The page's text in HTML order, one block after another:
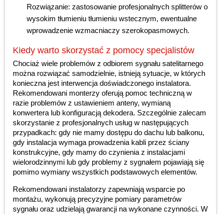
Rozwiązanie: zastosowanie profesjonalnych splitterów o
wysokim tłumieniu tłumieniu wstecznym, ewentualne
wprowadzenie wzmacniaczy szerokopasmowych.
Kiedy warto skorzystać z pomocy specjalistów
Chociaż wiele problemów z odbiorem sygnału satelitarnego
można rozwiązać samodzielnie, istnieją sytuacje, w których
konieczna jest interwencja doświadczonego instalatora.
Rekomendowani monterzy oferują pomoc techniczną w
razie problemów z ustawieniem anteny, wymianą
konwertera lub konfiguracją dekodera. Szczególnie zalecam
skorzystanie z profesjonalnych usług w następujących
przypadkach: gdy nie mamy dostępu do dachu lub balkonu,
gdy instalacja wymaga prowadzenia kabli przez ściany
konstrukcyjne, gdy mamy do czynienia z instalacjami
wielorodzinnymi lub gdy problemy z sygnałem pojawiają się
pomimo wymiany wszystkich podstawowych elementów.
Rekomendowani instalatorzy zapewniają wsparcie po
montażu, wykonują precyzyjne pomiary parametrów
sygnału oraz udzielają gwarancji na wykonane czynności. W